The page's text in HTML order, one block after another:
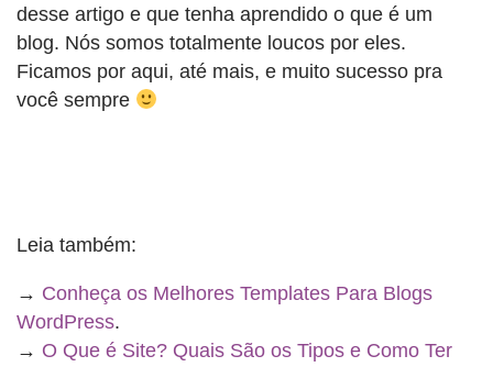
desse artigo e que tenha aprendido o que é um
blog. Nós somos totalmente loucos por eles.
Ficamos por aqui, até mais, e muito sucesso pra
você sempre
Leia também:
→ Conheça os Melhores Templates Para Blogs
WordPress.
→ O Que é Site? Quais São os Tipos e Como Ter